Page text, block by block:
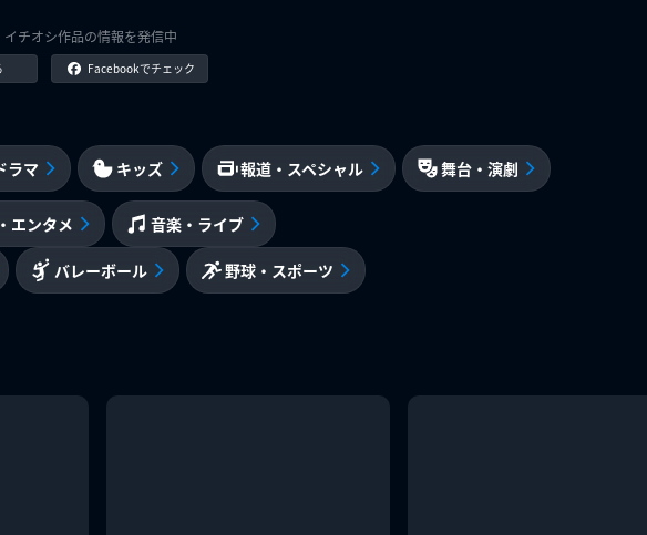
イチオシ作品の情報を発信中
Facebookでチェック
ラマ キッズ 報道・スペシャル 舞台・演劇
エンタメ 音楽・ライブ
バレーボール 野球・スポーツ